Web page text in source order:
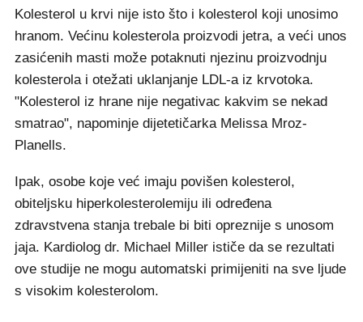
Kolesterol u krvi nije isto što i kolesterol koji unosimo
hranom. Većinu kolesterola proizvodi jetra, a veći unos
zasićenih masti može potaknuti njezinu proizvodnju
kolesterola i otežati uklanjanje LDL-a iz krvotoka.
"Kolesterol iz hrane nije negativac kakvim se nekad
smatrao", napominje dijetetičarka Melissa Mroz-
Planells.
Ipak, osobe koje već imaju povišen kolesterol,
obiteljsku hiperkolesterolemiju ili određena
zdravstvena stanja trebale bi biti opreznije s unosom
jaja. Kardiolog dr. Michael Miller ističe da se rezultati
ove studije ne mogu automatski primijeniti na sve ljude
s visokim kolesterolom.